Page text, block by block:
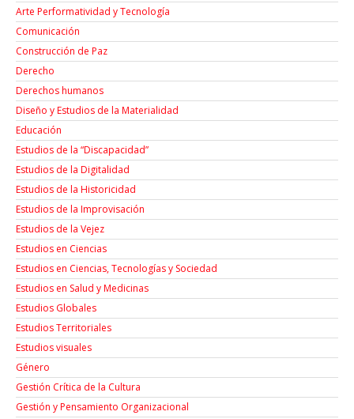
Arte Performatividad y Tecnología
Comunicación
Construcción de Paz
Derecho
Derechos humanos
Diseño y Estudios de la Materialidad
Educación
Estudios de la “Discapacidad”
Estudios de la Digitalidad
Estudios de la Historicidad
Estudios de la Improvisación
Estudios de la Vejez
Estudios en Ciencias
Estudios en Ciencias, Tecnologías y Sociedad
Estudios en Salud y Medicinas
Estudios Globales
Estudios Territoriales
Estudios visuales
Género
Gestión Crítica de la Cultura
Gestión y Pensamiento Organizacional